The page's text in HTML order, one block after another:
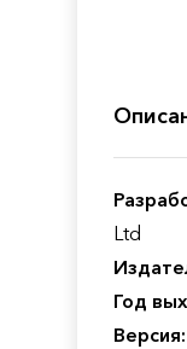
Ltd
Год
Версия: